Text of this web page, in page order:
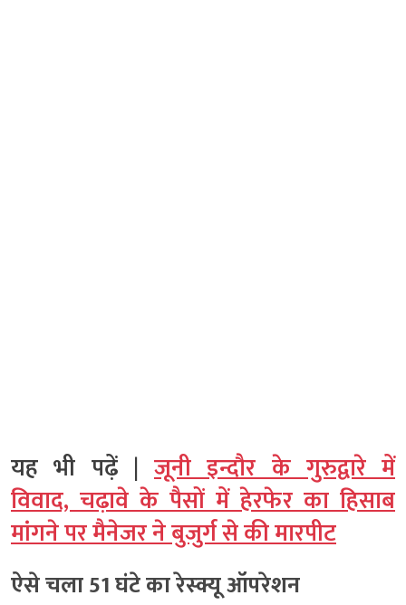
यह भी पढ़ें | जूनी इन्दौर के गुरुद्वारे में
विवाद, चढ़ावे के पैसों में हेरफेर का हिसाब
मांगने पर मैनेजर ने बुजुर्ग से की मारपीट
ऐसे चला 51 घंटे का रेस्क्यू ऑपरेशन